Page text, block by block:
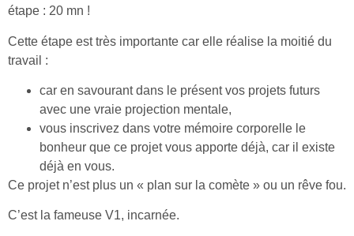
étape : 20 mn !
Cette étape est très importante car elle réalise la moitié du
travail :
car en savourant dans le présent vos projets futurs
avec une vraie projection mentale,
vous inscrivez dans votre mémoire corporelle le
bonheur que ce projet vous apporte déjà, car il existe
déjà en vous.
Ce projet n’est plus un « plan sur la comète » ou un rêve fou.
C’est la fameuse V1, incarnée.